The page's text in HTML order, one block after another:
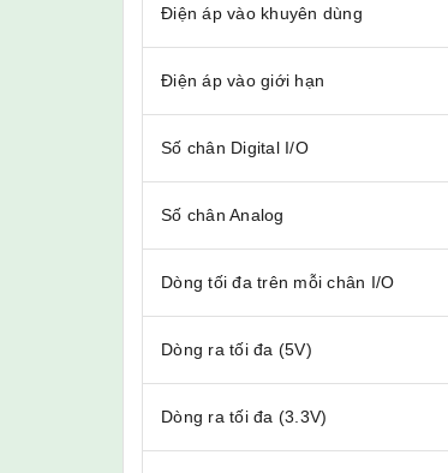
Điện áp vào khuyên dùng
Điện áp vào giới hạn
Số chân Digital I/O
Số chân Analog
Dòng tối đa trên mỗi chân I/O
Dòng ra tối đa (5V)
Dòng ra tối đa (3.3V)